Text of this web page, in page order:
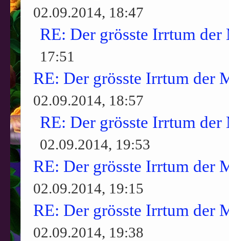
02.09.2014, 18:47
RE: Der grösste Irrtum der
17:51
RE: Der grösste Irrtum der
02.09.2014, 18:57
RE: Der grösste Irrtum der
02.09.2014, 19:53
RE: Der grösste Irrtum der
02.09.2014, 19:15
RE: Der grösste Irrtum der
02.09.2014, 19:38